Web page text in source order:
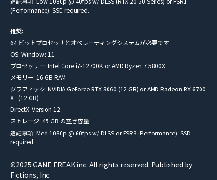
(Performance). SSD required.
推奨:
64 ビットプロセッサとオペレーティングシステムが必要です
OS: Windows 11
プロセッサー: Intel Core i7-12700K or AMD Ryzen 7 5800X
メモリー: 16 GB RAM
グラフィック: NVIDIA GeForce RTX 3060 (12 GB) or AMD Radeon RX 6700
XT (12 GB)
DirectX: Version 12
ストレージ: 45 GB の空き容量
追記事項: Med 1080p @ 60fps w/ DLSS or FSR3 (Performance). SSD
required.
©2025 GAME FREAK inc. All rights reserved. Published by
Fictions, Inc.